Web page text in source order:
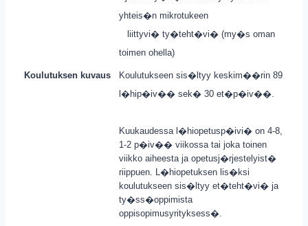
yhteis�n mikrotukeen
liittyvi� ty�teht�vi� (my�s oman
toimen ohella)
Koulutuksen kuvaus
Koulutukseen sis�ltyy keskim��rin 89
l�hip�iv�� sek� 30 et�p�iv��.
Kuukaudessa l�hiopetusp�ivi� on 4-8,
1-2 p�iv�� viikossa tai joka toinen
viikko aiheesta ja opetusj�rjestelyist�
riippuen. L�hiopetuksen lis�ksi
koulutukseen sis�ltyy et�teht�vi� ja
ty�ss�oppimista
oppisopimusyrityksess�.